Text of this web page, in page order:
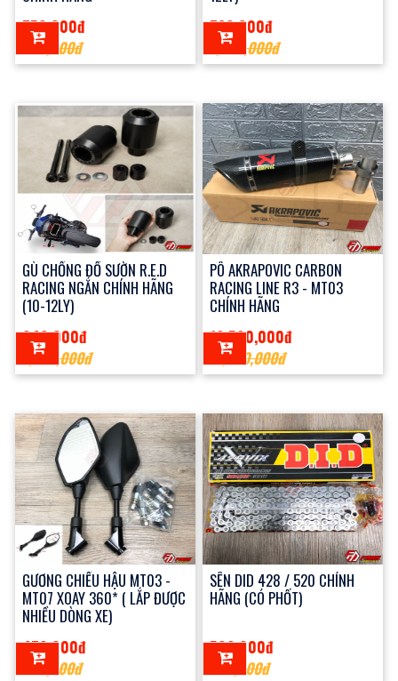
750,000đ
990,000đ
760,000đ
1,000,000đ
GÙ CHỐNG ĐỔ SƯỜN R.E.D
RACING NGẮN CHÍNH HÃNG
(10-12LY)
940,000đ
1,200,000đ
PÔ AKRAPOVIC CARBON
RACING LINE R3 - MT03
CHÍNH HÃNG
10,500,000đ
11,000,000đ
GƯƠNG CHIẾU HẬU MT03 -
MT07 XOAY 360* ( LẮP ĐƯỢC
NHIỀU DÒNG XE)
470,000đ
550,000đ
SÊN DID 428 / 520 CHÍNH
HÃNG (CÓ PHỐT)
500,000đ
600,000đ